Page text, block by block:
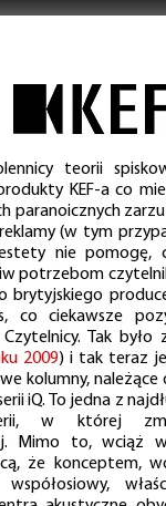
teorii
KEF-a co
paranoicznych
(w tym
nie pomogę,
potrzebom
brytyjskiego
co ciekawsze
Tak było
2009) i tak teraz
kolumny, należące
iQ. To jedna z
w której
Mimo to, wciąż
że konceptem,